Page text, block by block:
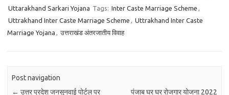
Uttarakhand Sarkari Yojana Tags: Inter Caste Marriage Scheme ,
Uttrakhand Inter Caste Marriage Scheme , Uttrakhand Inter Caste
Marriage Yojana , उत्तराखंड अंतरजातीय विवाह
Post navigation
← उत्तर प्रदेश जनसुनवाई पोर्टल पर
पंजाब घर घर रोजगार योजना 2022